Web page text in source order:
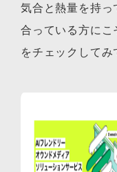
気合と熱量を持っ
合っている方にこ
をチェックしてみ